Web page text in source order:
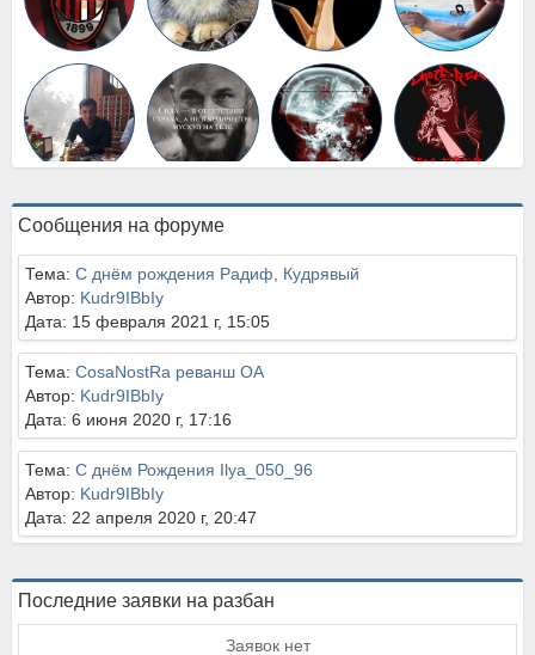
Сообщения на форуме
Тема: С днём рождения Радиф, Кудрявый
Автор: Kudr9IBbIy
Дата: 15 февраля 2021 г, 15:05
Тема: CosaNostRa реванш OA
Автор: Kudr9IBbIy
Дата: 6 июня 2020 г, 17:16
Тема: С днём Рождения Ilya_050_96
Автор: Kudr9IBbIy
Дата: 22 апреля 2020 г, 20:47
Последние заявки на разбан
Заявок нет